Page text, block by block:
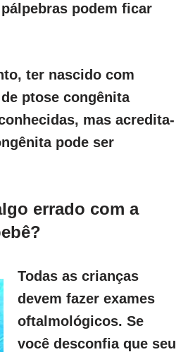
podem ficar
ter nascido com
ptose congênita
mas acredita-
pode ser
errado com a
Todas as crianças
devem fazer exames
oftalmológicos. Se
você desconfia que seu